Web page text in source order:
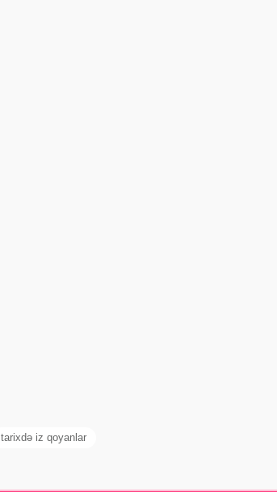
tarixdə iz qoyanlar